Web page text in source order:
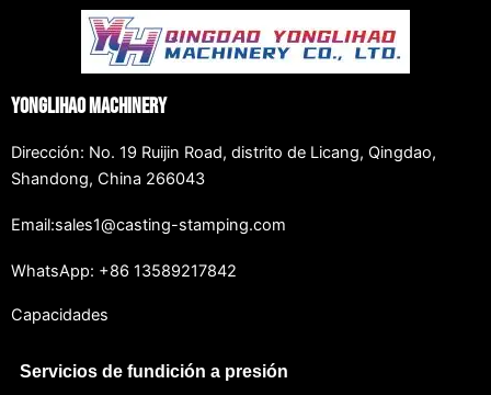
Yonglihao Machinery
Dirección: No. 19 Ruijin Road, distrito de Licang, Qingdao,
Shandong, China 266043
Email:sales1@casting-stamping.com
WhatsApp: +86 13589217842
Capacidades
Servicios de fundición a presión